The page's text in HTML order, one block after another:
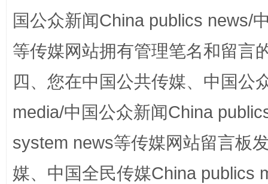
扯下公款旅游的“隐身衣” 如何以
国公众新闻China publics news/
等传媒网站拥有管理笔名和留言
四、您在中国公共传媒、中国公
media/中国公众新闻China
system news等传媒网站留言板
媒、中国全民传媒China publics